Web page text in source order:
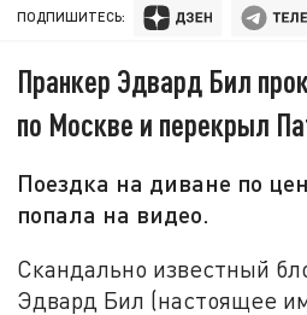
ПОДПИШИТЕСЬ:
Пранкер Эдвард Бил
по Москве и перекрыл
Поездка на диване по
попала на видео.
Скандально известный
Эдвард Бил (настоящее